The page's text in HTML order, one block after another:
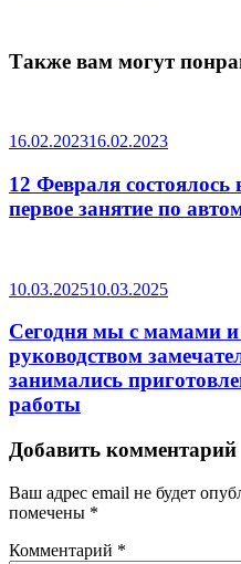
Также вам могут
16.02.202316.02.2023
12 Февраля состоялось
первое занятие по
10.03.202510.03.2025
Сегодня мы с мамами
руководством
занимались
работы
Добавить комментарий
Ваш адрес email не будет
помечены *
Комментарий *